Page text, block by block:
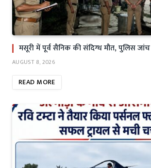
मसूरी में पूर्व सैनिक की संदिग्ध मौत, पुलिस
AUGUST 8, 2026
READ MORE